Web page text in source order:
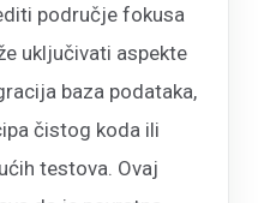
područje fokusa
uključivati aspekte
baza podataka,
čistog koda ili
testova. Ovaj